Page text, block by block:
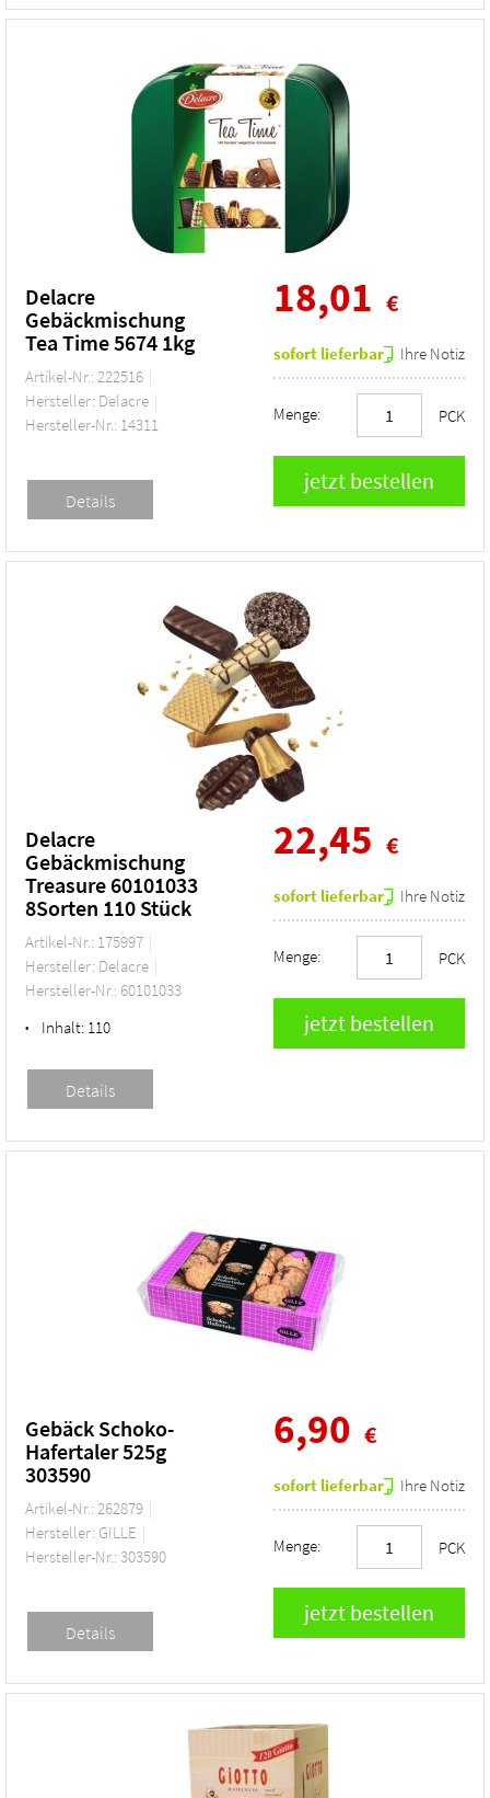
Delacre
Gebäckmischung
Tea Time 5674 1kg
Artikel-Nr.: 222516
Hersteller: Delacre
Hersteller-Nr.: 14311
18,01 €
sofort lieferbar Ihre Notiz
Menge: PCK
Delacre
Gebäckmischung
Treasure 60101033
8Sorten 110 Stück
Artikel-Nr.: 175997
Hersteller: Delacre
Hersteller-Nr.: 60101033
• Inhalt: 110
22,45 €
sofort lieferbar Ihre Notiz
Menge: PCK
Gebäck Schoko-
Hafertaler 525g
303590
Artikel-Nr.: 262879
Hersteller: GILLE
Hersteller-Nr.: 303590
6,90 €
sofort lieferbar Ihre Notiz
Menge: PCK